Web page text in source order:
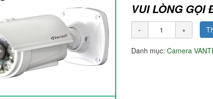
VUI LÒNG GỌI
Danh mục: Camera